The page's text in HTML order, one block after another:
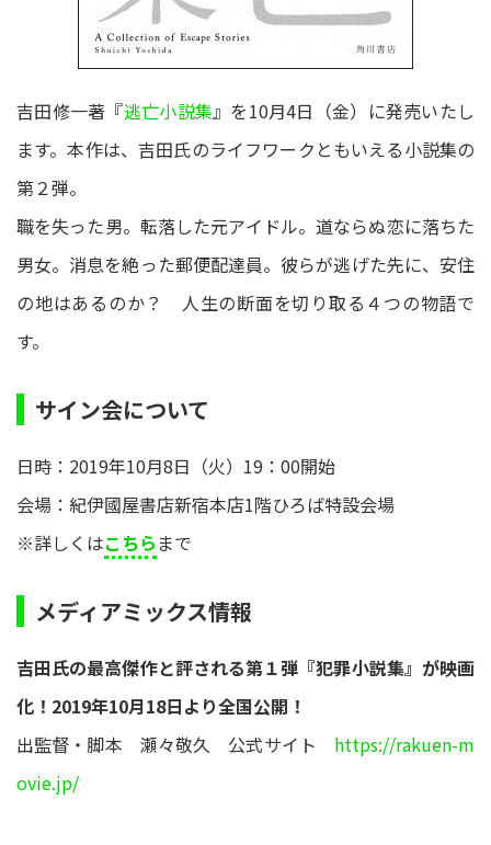
吉田修一著『逃亡小説集』を10月4日（金）に発売いたし
ます。本作は、吉田氏のライフワークともいえる小説集の
第２弾。
職を失った男。転落した元アイドル。道ならぬ恋に落ちた
男女。消息を絶った郵便配達員。彼らが逃げた先に、安住
の地はあるのか？ 人生の断面を切り取る４つの物語で
す。
サイン会について
日時：2019年10月8日（火）19：00開始
会場：紀伊國屋書店新宿本店1階ひろば特設会場
※詳しくはこちら まで
メディアミックス情報
吉田氏の最高傑作と評される第１弾『犯罪小説集』が映画
化！2019年10月18日より全国公開！
出監督・脚本 瀬々敬久 公式サイト https://rakuen-m
ovie.jp/